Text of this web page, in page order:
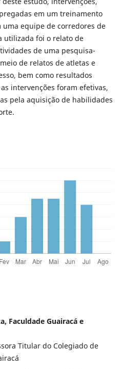
em um treinamento
equipe de corredores de
utilizada foi o relato de
de uma pesquisa-
de relatos de atletas e
bem como resultados
intervenções foram efetivas,
pela aquisição de habilidades
Faculdade Guairacá e
Titular do Colegiado de